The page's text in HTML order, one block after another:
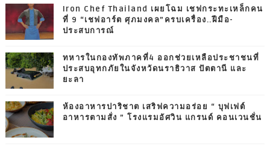
Iron Chef Thailand เผยโฉม เชฟกระทะเหล็กคน
ที่ 9 “เชฟอาร์ต ศุภมงคล”ครบเครื่อง..ฝีมือ-
ประสบการณ์
ทหารในกองทัพภาคที่4 ออกช่วยเหลือประชาชนที่
ประสบอุทกภัยในจังหวัดนราธิวาส ปัตตานี และ
ยะลา
ห้องอาหารปาริชาต เสริฟความอร่อย “ บุฟเฟต์
อาหารตามสั่ง ” โรงแรมอัศวิน แกรนด์ คอนเวนชั่น